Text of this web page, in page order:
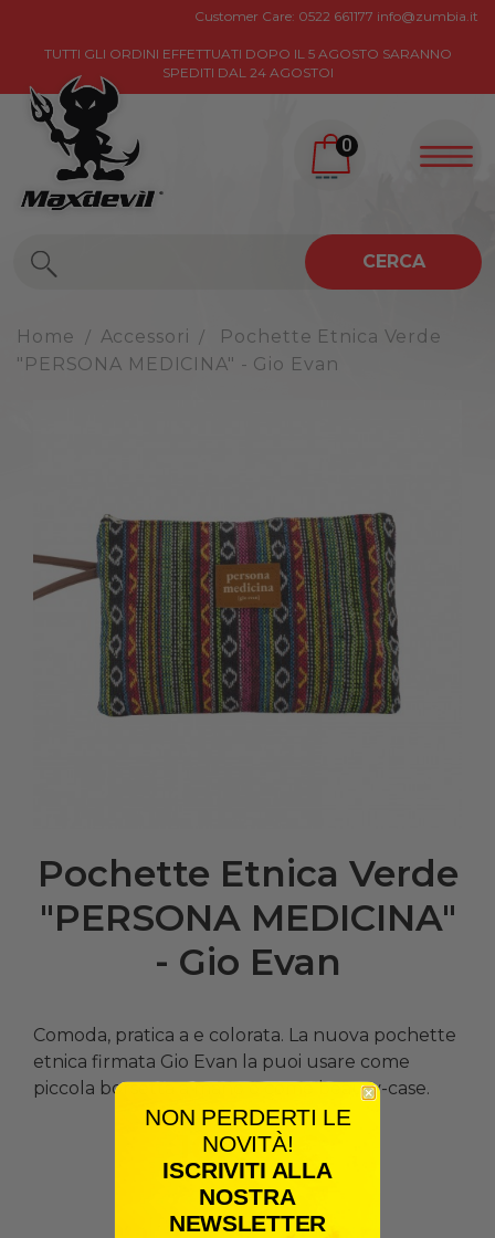
Customer Care: 0522 661177 info@zumbia.it
TUTTI GLI ORDINI EFFETTUATI DOPO IL 5 AGOSTO SARANNO
SPEDITI DAL 24 AGOSTOI
CERCA
0
Home Accessori
Pochette Etnica Verde
"PERSONA MEDICINA" - Gio Evan
Pochette Etnica Verde
"PERSONA MEDICINA"
- Gio Evan
Comoda, pratica a e colorata. La nuova pochette
etnica firmata Gio Evan la puoi usare come
piccola borsetta a mano o come beauty-case.
10,00 €
NON PERDERTI LE
NOVITÀ!
ISCRIVITI ALLA
NOSTRA
NEWSLETTER